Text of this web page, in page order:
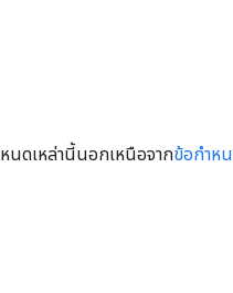
นดเหล่านี้นอกเหนือจากข้อกำห